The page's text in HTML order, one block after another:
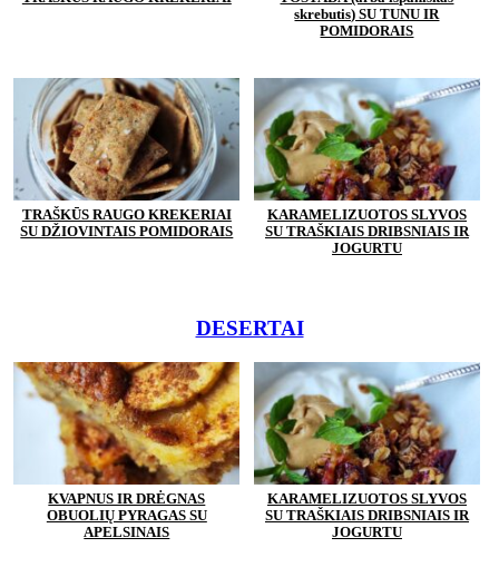
skrebutis) SU TUNU IR
POMIDORAIS
TRAŠKŪS RAUGO KREKERIAI
SU DŽIOVINTAIS POMIDORAIS
KARAMELIZUOTOS SLYVOS
SU TRAŠKIAIS DRIBSNIAIS IR
JOGURTU
DESERTAI
KVAPNUS IR DRĖGNAS
OBUOLIŲ PYRAGAS SU
APELSINAIS
KARAMELIZUOTOS SLYVOS
SU TRAŠKIAIS DRIBSNIAIS IR
JOGURTU